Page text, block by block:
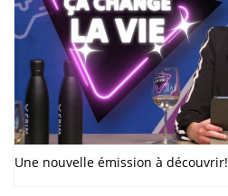
Une nouvelle émission à découvrir!